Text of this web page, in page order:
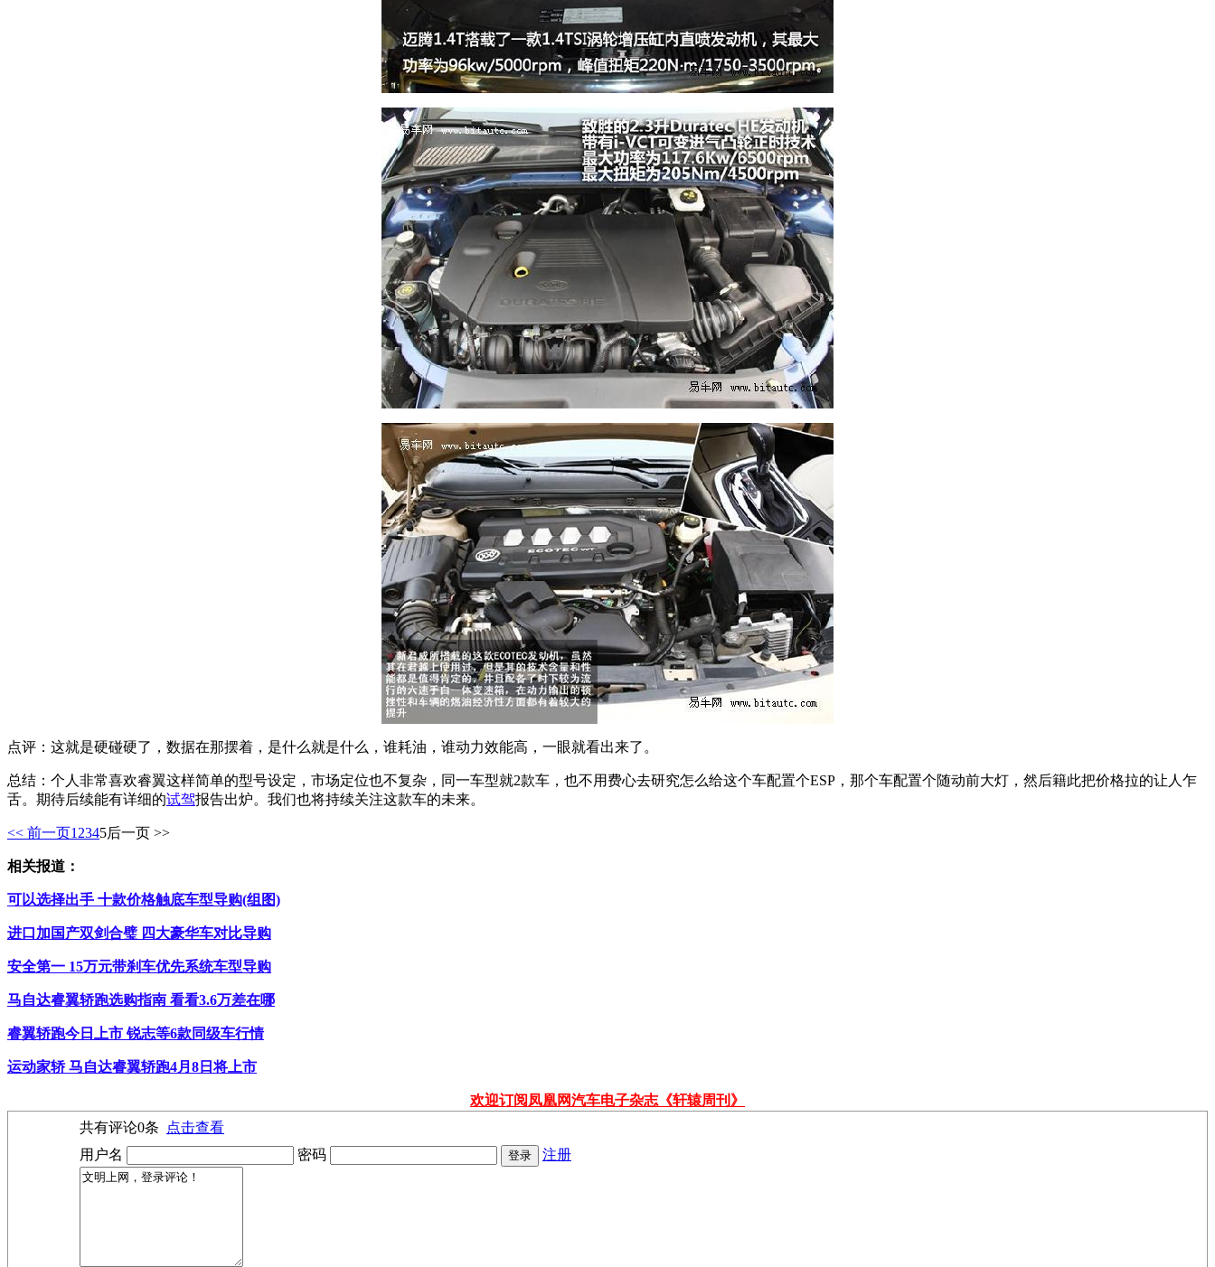
点评：这就是硬碰硬了，数据在那摆着，是什么就是什么，谁耗油，谁动力效能高，一眼就看出来了。
总结：个人非常喜欢睿翼这样简单的型号设定，市场定位也不复杂，同一车型就2款车，也不用费心去研究怎么给这个车配置个ESP，那个车配置个随动前大灯，然后籍此把价格拉的让人乍
舌。期待后续能有详细的试驾报告出炉。我们也将持续关注这款车的未来。
<< 前一页1 2345后一页 >>
相关报道：
可以选择出手 十款价格触底车型导购(组图)
进口加国产双剑合璧 四大豪华车对比导购
安全第一 15万元带刹车优先系统车型导购
马自达睿翼轿跑选购指南 看看3.6万差在哪
睿翼轿跑今日上市 锐志等6款同级车行情
运动家轿 马自达睿翼轿跑4月8日将上市
欢迎订阅凤凰网汽车电子杂志《轩辕周刊》
共有评论0条
点击查看
用户名
密码 注册